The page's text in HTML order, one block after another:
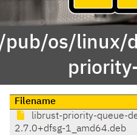
pub/os/linux/
Filename
librust-priority-queue-
2.7.0+dfsg-1_amd64.deb